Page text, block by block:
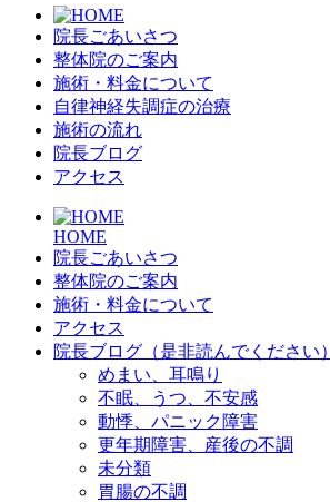
院長ごあいさつ
整体院のご案内
施術・料金について
自律神経失調症の治療
施術の流れ
院長ブログ
アクセス
HOME
院長ごあいさつ
整体院のご案内
施術・料金について
アクセス
院長ブログ（是非読んでください）
めまい、耳鳴り
不眠、うつ、不安感
動悸、パニック障害
更年期障害、産後の不調
未分類
胃腸の不調